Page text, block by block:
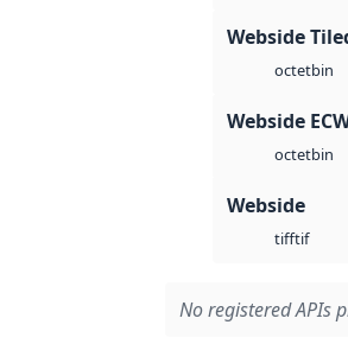
Webside
octetbin
Webside
octetbin
Webside
tifftif
No registered APIs